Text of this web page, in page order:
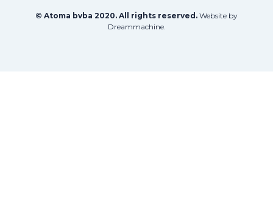
© Atoma bvba 2020. All rights reserved. Website by
Dreammachine.